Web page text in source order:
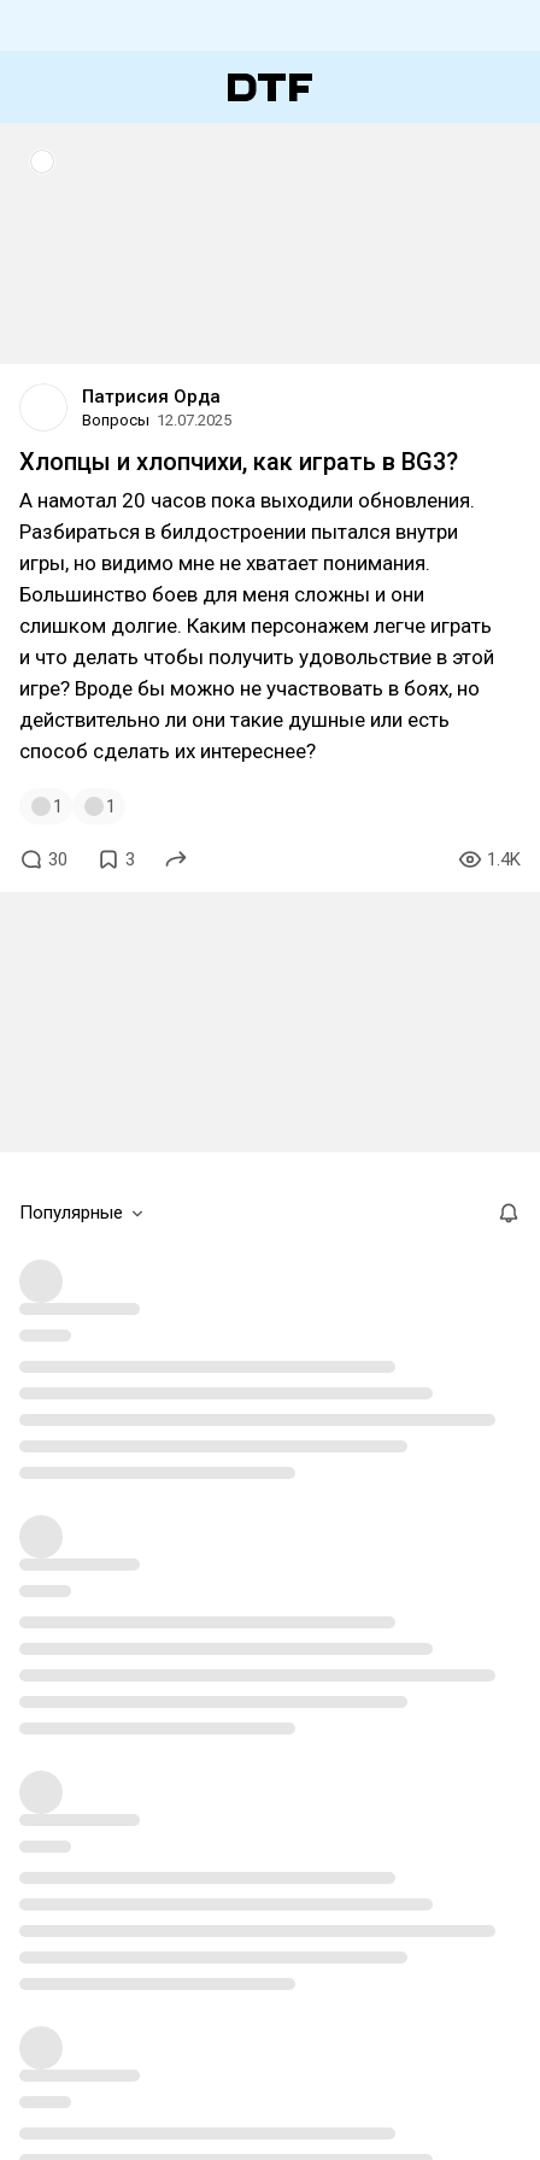
Патрисия Орда
Вопросы 12.07.2025
Хлопцы и хлопчихи, как играть в BG3?
А намотал 20 часов пока выходили обновления.
Разбираться в билдостроении пытался внутри
игры, но видимо мне не хватает понимания.
Большинство боев для меня сложны и они
слишком долгие. Каким персонажем легче играть
и что делать чтобы получить удовольствие в этой
игре? Вроде бы можно не участвовать в боях, но
действительно ли они такие душные или есть
способ сделать их интереснее?
1 1
30 3 1.4K
Популярные